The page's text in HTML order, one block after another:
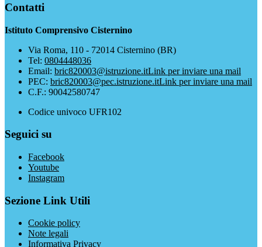
Contatti
Istituto Comprensivo Cisternino
Via Roma, 110 - 72014 Cisternino (BR)
Tel: 0804448036
Email: bric820003@istruzione.itLink per inviare una mail
PEC: bric820003@pec.istruzione.itLink per inviare una mail
C.F.: 90042580747
Codice univoco UFR102
Seguici su
Facebook
Youtube
Instagram
Sezione Link Utili
Cookie policy
Note legali
Informativa Privacy